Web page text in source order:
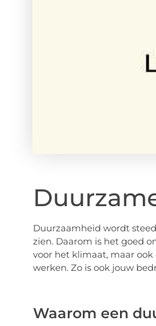
Duurzaamheid wordt
zien. Daarom is het goed
voor het klimaat, maar
werken. Zo is ook jouw
Waarom een